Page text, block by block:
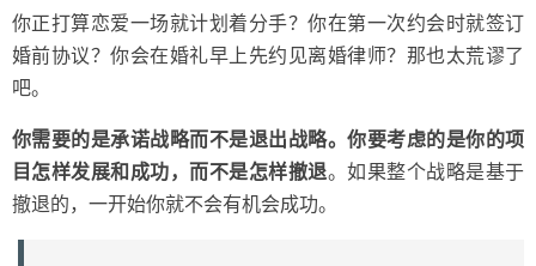
你正打算恋爱一场就计划着分手？你在第一次约会时就签订
婚前协议？你会在婚礼早上先约见离婚律师？那也太荒谬了
吧。
你需要的是承诺战略而不是退出战略。你要考虑的是你的项
目怎样发展和成功，而不是怎样撤退。如果整个战略是基于
撤退的，一开始你就不会有机会成功。